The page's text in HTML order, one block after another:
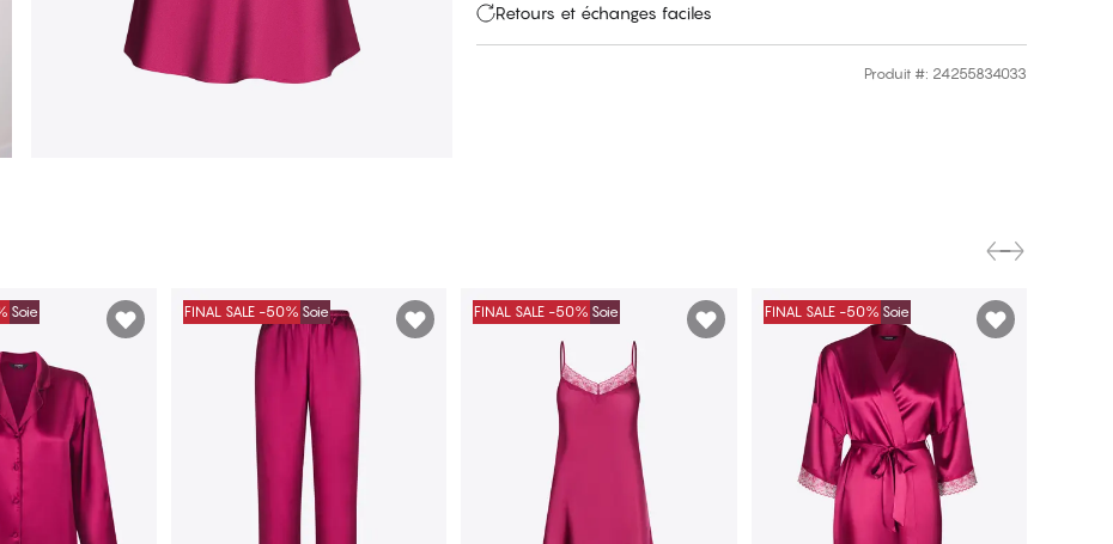
Retours et échanges faciles
Produit #: 24255834033
Soie FINAL SALE -50% Soie FINAL SALE -50% Soie FINAL SALE -50% Soie